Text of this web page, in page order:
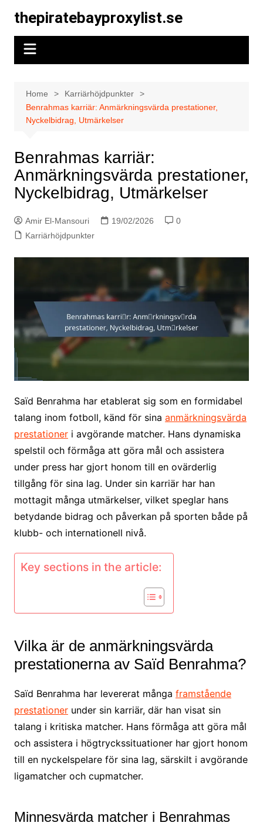
content
thepiratebayproxylist.se
Home
Karriärhöjdpunkter
Benrahmas karriär: Anmärkningsvärda prestationer,
Nyckelbidrag, Utmärkelser
Benrahmas karriär:
Anmärkningsvärda prestationer,
Nyckelbidrag, Utmärkelser
Amir El-Mansouri 19/02/2026
0
Karriärhöjdpunkter
Saïd Benrahma har etablerat sig som en formidabel
talang inom fotboll, känd för sina anmärkningsvärda
prestationeri avgörande matcher. Hans dynamiska
spelstil och förmåga att göra mål och assistera
under press har gjort honom till en ovärderlig
tillgång för sina lag. Under sin karriär har han
mottagit många utmärkelser, vilket speglar hans
betydande bidrag och påverkan på sporten både på
klubb- och internationell nivå.
Key sections in the article:
Vilka är de anmärkningsvärda
prestationerna av Saïd Benrahma?
Saïd Benrahma har levererat många framstående
prestationerunder sin karriär, där han visat sin
talang i kritiska matcher. Hans förmåga att göra mål
och assistera i högtryckssituationer har gjort honom
till en nyckelspelare för sina lag, särskilt i avgörande
ligamatcher och cupmatcher.
Minnesvärda matcher i Benrahmas